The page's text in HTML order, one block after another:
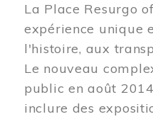
La Place Resurgo
expérience unique
l'histoire, aux
Le nouveau
public en août
inclure des